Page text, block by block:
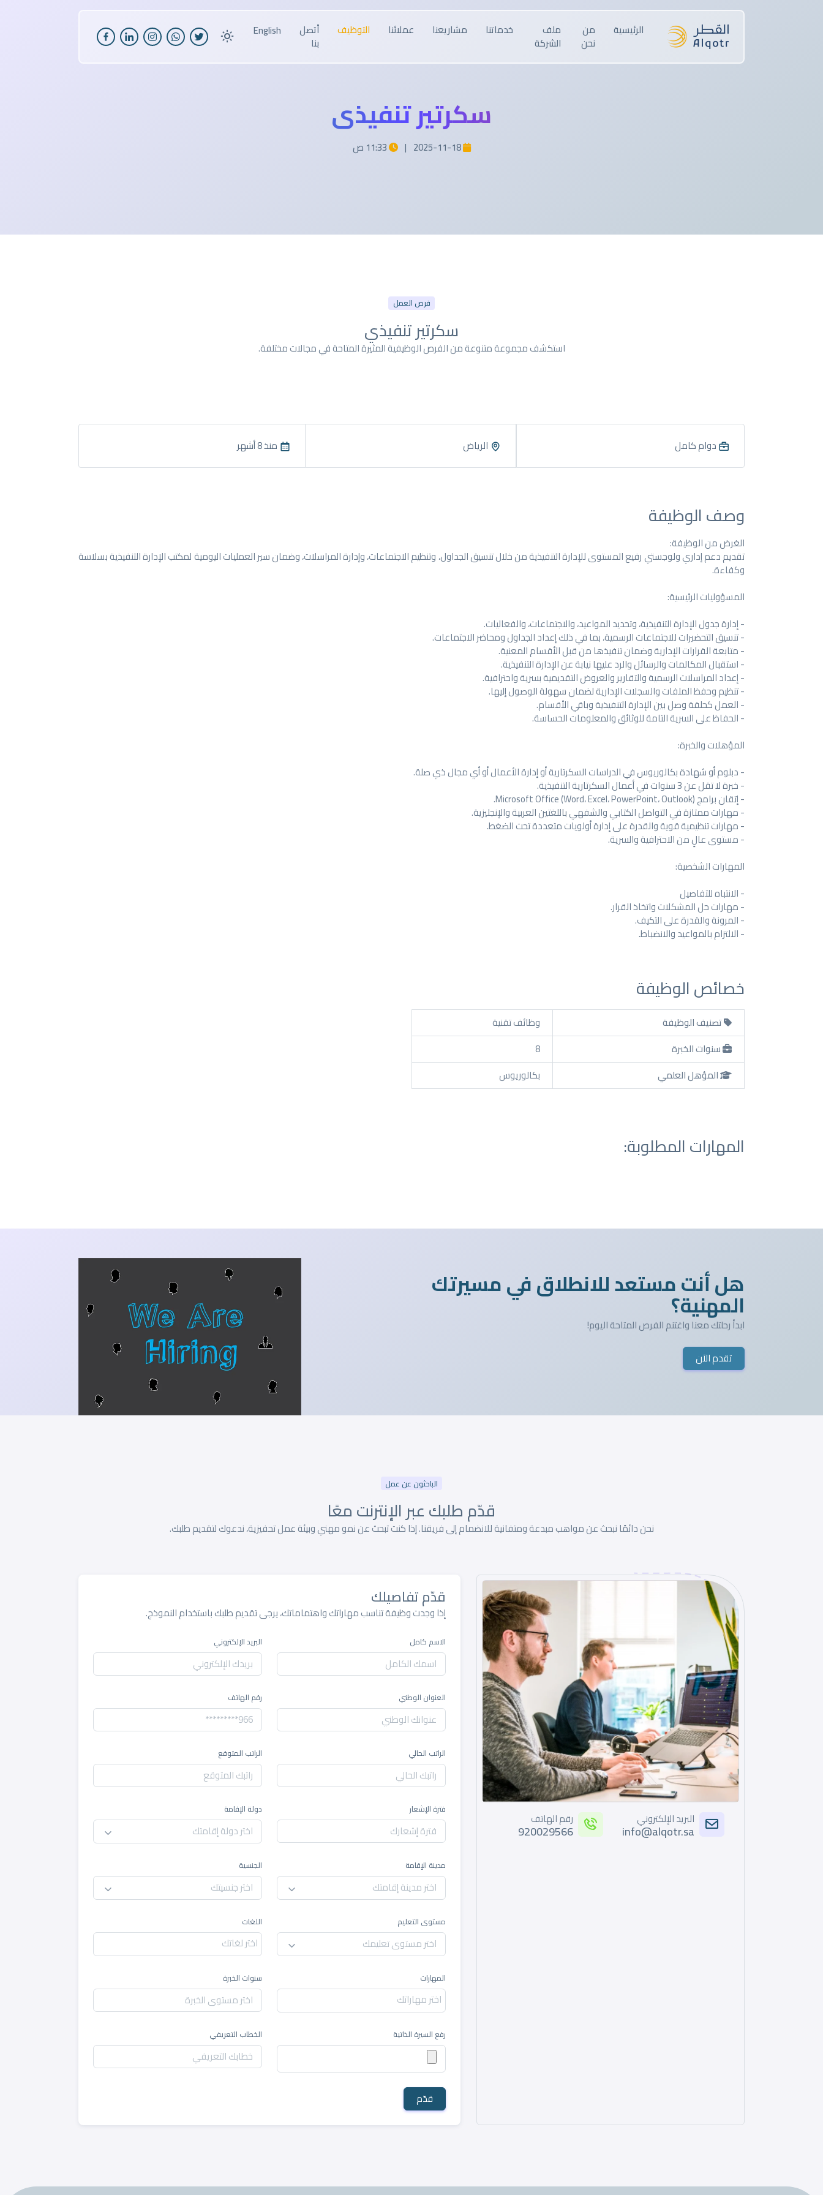
الرئيسية من
نحن
ملف
الشركة
خدماتنا مشاريعنا عملائنا التوظيف أتصل
بنا
English
سكرتير تنفيذي
2025-11-18
|
فرص العمل
سكرتير تنفيذي
استكشف مجموعة متنوعة من الفرص الوظيفية المثيرة المتاحة في مجالات مختلفة.
دوام كامل الرياض منذ 8 أشهر
وصف الوظيفة
الغرض من الوظيفة:
تقديم دعم إداري ولوجستي رفيع المستوى للإدارة التنفيذية من خلال تنسيق الجداول، وتنظيم الاجتماعات، وإدارة المراسلات، وضمان سير العمليات اليومية لمكتب الإدارة التنفيذية بسلاسة
وكفاءة.
المسؤوليات الرئيسية:
- إدارة جدول الإدارة التنفيذية، وتحديد المواعيد، والاجتماعات، والفعاليات.
- تنسيق التحضيرات للاجتماعات الرسمية، بما في ذلك إعداد الجداول ومحاضر الاجتماعات.
- متابعة القرارات الإدارية وضمان تنفيذها من قبل الأقسام المعنية.
- استقبال المكالمات والرسائل والرد عليها نيابة عن الإدارة التنفيذية.
- إعداد المراسلات الرسمية والتقارير والعروض التقديمية بسرية واحترافية.
- تنظيم وحفظ الملفات والسجلات الإدارية لضمان سهولة الوصول إليها.
- العمل كحلقة وصل بين الإدارة التنفيذية وباقي الأقسام.
- الحفاظ على السرية التامة للوثائق والمعلومات الحساسة.
المؤهلات والخبرة:
- دبلوم أو شهادة بكالوريوس في الدراسات السكرتارية أو إدارة الأعمال أو أي مجال ذي صلة.
- خبرة لا تقل عن 3 سنوات في أعمال السكرتارية التنفيذية.
- إتقان برامج Microsoft Office (Word، Excel، PowerPoint، Outlook).
- مهارات ممتازة في التواصل الكتابي والشفهي باللغتين العربية والإنجليزية.
- مهارات تنظيمية قوية والقدرة على إدارة أولويات متعددة تحت الضغط.
- مستوى عالٍ من الاحترافية والسرية.
المهارات الشخصية:
- الانتباه للتفاصيل
- مهارات حل المشكلات واتخاذ القرار.
- المرونة والقدرة على التكيف.
- الالتزام بالمواعيد والانضباط.
خصائص الوظيفة
تصنيف الوظيفة
وظائف تقنية
سنوات الخبرة
8
المؤهل العلمي
بكالوريوس
المهارات المطلوبة:
هل أنت مستعد للانطلاق في مسيرتك
المهنية؟
ابدأ رحلتك معنا واغتنم الفرص المتاحة اليوم!
تقدم الآن
الباحثون عن عمل
قدّم طلبك عبر الإنترنتمعًا
نحن دائمًا نبحث عن مواهب مبدعة ومتفانية للانضمام إلى فريقنا. إذا كنت تبحث عن نمو مهني وبيئة عمل تحفيزية، ندعوك لتقديم طلبك.
البريد الإلكتروني
info@alqotr.sa
رقم الهاتف
920029566
قدّم تفاصيلك
إذا وجدت وظيفة تناسب مهاراتك واهتماماتك، يرجى تقديم طلبك باستخدام النموذج.
الاسم كامل البريد الإلكتروني
العنوان الوطني رقم الهاتف
الراتب الحالي الراتب المتوقع
فترة الإشعار دولة الإقامة
اختر دولة إقامتك
مدينة الإقامة
اختر مدينة إقامتك
الجنسية
اختر جنسيتك
مستوى التعليم
اختر مستوى تعليمك
اللغات
المهارات سنوات الخبرة
رفع السيرة الذاتية الخطاب التعريفي
قدّم